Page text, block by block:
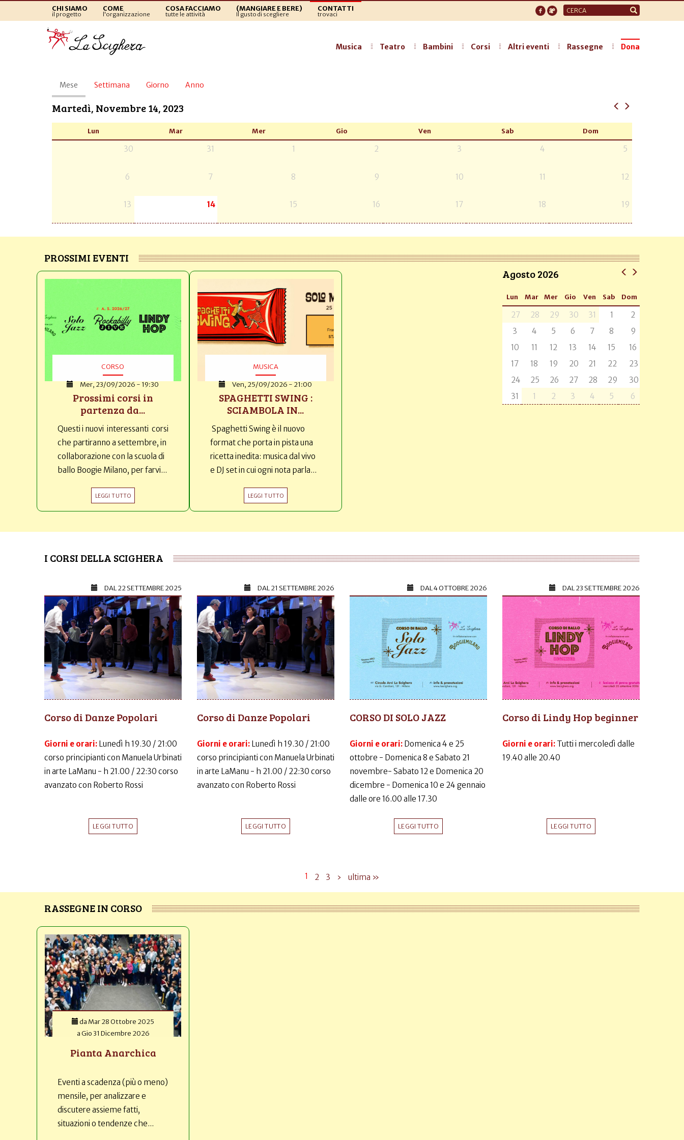
CHI SIAMO
il progetto
COME
l'organizzazione
COSA FACCIAMO
tutte le attività
(MANGIARE E BERE)
Il gusto di scegliere
CONTATTI
trovaci
Form
di
Musica Teatro Bambini Corsi Altri eventi Rassegne Dona
Schede
primarie
Mese (scheda
attiva)
Settimana Giorno Anno
Martedì, Novembre 14, 2023
Lun Mar Mer Gio Ven Sab Dom
30 31 1 2 3 4 5
6 7 8 9 10 11 12
13 14 15 16 17 18 19
PROSSIMI EVENTI
CORSO
Mer, 23/09/2026 - 19:30
Prossimi corsi in
partenza da...
Questi i nuovi interessanti corsi
che partiranno a settembre, in
collaborazione con la scuola di
ballo Boogie Milano, per farvi...
LEGGI TUTTO
MUSICA
Ven, 25/09/2026 - 21:00
SPAGHETTI SWING :
SCIAMBOLA IN...
Spaghetti Swing è il nuovo
format che porta in pista una
ricetta inedita: musica dal vivo
e DJ set in cui ogni nota parla...
LEGGI TUTTO
Agosto 2026
Lun Mar Mer Gio Ven Sab Dom
27 28 29 30 31 1
2
3
4 5 6 7 8
9
10
11 12 13 14 15
16
17
18 19 20 21 22
23
24
25 26 27 28 29
30
31
1 2 3 4 5 6
I CORSI DELLA SCIGHERA
DAL22 SETTEMBRE 2025
Corso di Danze Popolari
Giorni e orari: Lunedì h 19.30 / 21:00
corso principianti con Manuela Urbinati
in arte LaManu - h 21.00 / 22:30 corso
avanzato con Roberto Rossi
LEGGI TUTTO
DAL21 SETTEMBRE 2026
Corso di Danze Popolari
Giorni e orari: Lunedì h 19.30 / 21:00
corso principianti con Manuela Urbinati
in arte LaManu - h 21.00 / 22:30 corso
avanzato con Roberto Rossi
LEGGI TUTTO
DAL4 OTTOBRE 2026
CORSO DI SOLO JAZZ
Giorni e orari: Domenica 4 e 25
ottobre - Domenica 8 e Sabato 21
novembre- Sabato 12 e Domenica 20
dicembre - Domenica 10 e 24 gennaio
dalle ore 16.00 alle 17.30
LEGGI TUTTO
DAL23 SETTEMBRE 2026
Corso di Lindy Hop beginner
Giorni e orari: Tutti i mercoledì dalle
19.40 alle 20.40
LEGGI TUTTO
1 2 3 › ultima »
RASSEGNE IN CORSO
da Mar 28 Ottobre 2025
aGio 31 Dicembre 2026
Pianta Anarchica
Eventi a scadenza (più o meno)
mensile, per analizzare e
discutere assieme fatti,
situazioni o tendenze che...